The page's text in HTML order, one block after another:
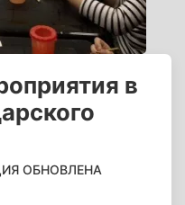
в
ОБНОВЛЕНА